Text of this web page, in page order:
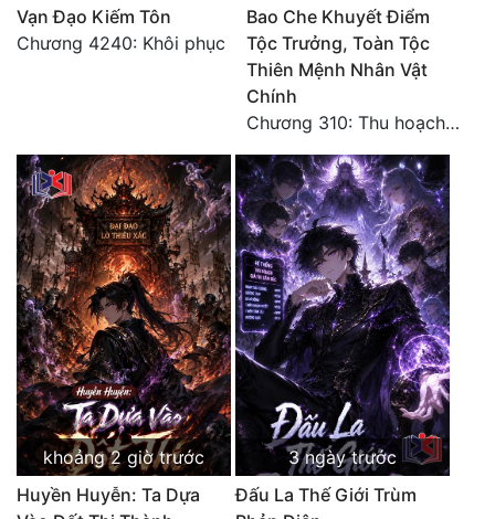
Đô Thị
Đồng Nhân
Cẩu Đạo Trường Sinh
Ngự Thú
Truyện Nam
Truyện Nữ
Vô Địch Lưu
Xây Dựng Thế Lực
Đam Mỹ
Vạn Đạo Kiếm Tôn
Chương 4240: Khôi phục
Bao Che Khuyết Điểm
Tộc Trưởng, Toàn Tộc
Thiên Mệnh Nhân Vật
Chính
Chương 310: Thu hoạch ngoài ý muốn, ưu thế tuyệt đối.
khoảng 2 giờ trước
Huyền Huyễn: Ta Dựa
3 ngày trước
Đấu La Thế Giới Trùm